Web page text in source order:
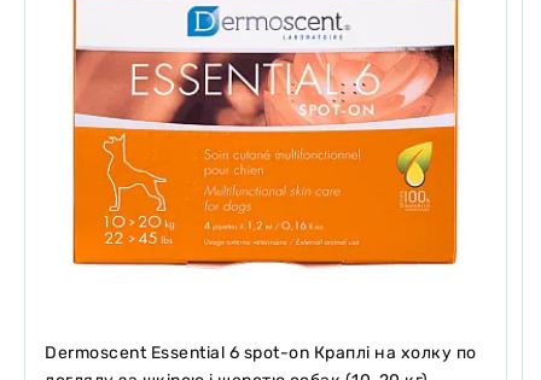
Dermoscent Essential 6 spot-on Краплі на холку по